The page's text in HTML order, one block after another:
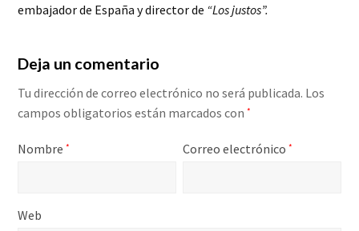
embajador de España y director de “Los justos”.
Deja un comentario
Tu dirección de correo electrónico no será publicada. Los
campos obligatorios están marcados con*
Nombre* Correo electrónico*
Web